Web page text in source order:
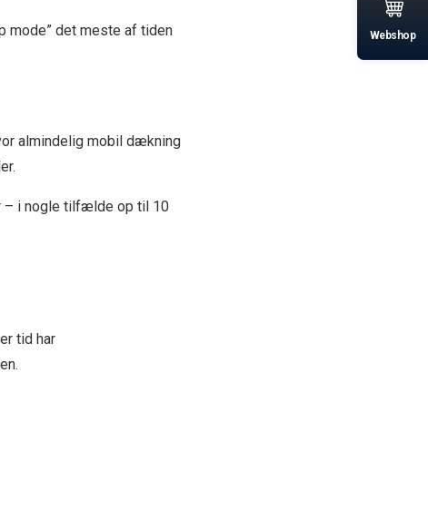
mode” det meste af tiden
almindelig mobil dækning
– i nogle tilfælde op til 10
tid har
Webshop